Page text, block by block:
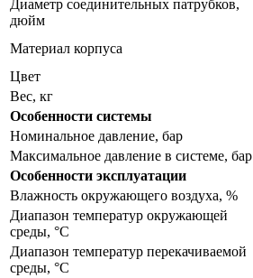
Диаметр соединительных патрубков,
дюйм
Материал корпуса
Цвет
Вес, кг
Особенности системы
Номинальное давление, бар
Максимальное давление в системе, бар
Особенности эксплуатации
Влажность окружающего воздуха, %
Диапазон температур окружающей
среды, °С
Диапазон температур перекачиваемой
среды, °С